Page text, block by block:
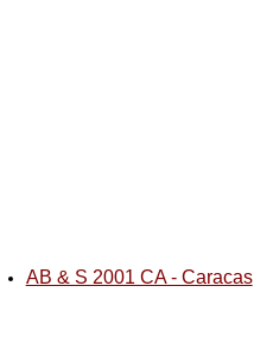
AB & S 2001 CA - Caracas